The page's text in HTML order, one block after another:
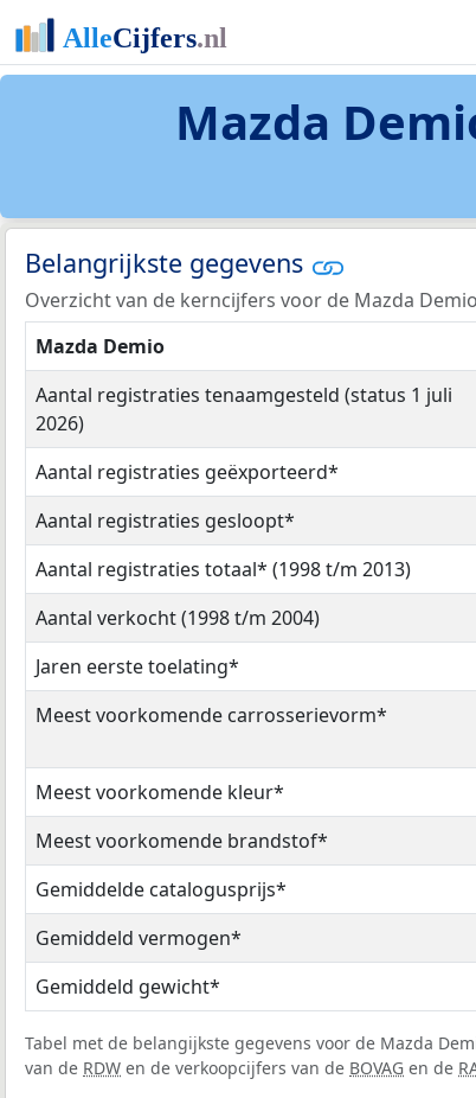
Mazda
Belangrijkste gegevens
Overzicht van de kerncijfers voor de Mazda
Mazda Demio
Aantal registraties tenaamgesteld (status 1 juli
2026)
Aantal registraties geëxporteerd*
Aantal registraties gesloopt*
Aantal registraties totaal* (1998 t/m 2013)
Aantal verkocht (1998 t/m 2004)
Jaren eerste toelating*
Meest voorkomende carrosserievorm*
Meest voorkomende kleur*
Meest voorkomende brandstof*
Gemiddelde catalogusprijs*
Gemiddeld vermogen*
Gemiddeld gewicht*
Tabel met de belangijkste gegevens voor de Mazda
van de RDW en de verkoopcijfers van de BOVAG en de